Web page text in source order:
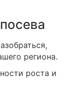
региона.
роста и